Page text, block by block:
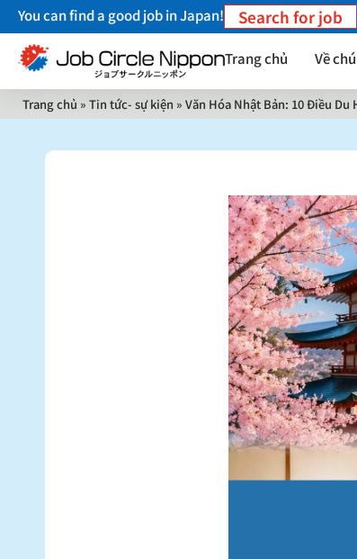
You can find a good job in Japan! Search for job
Trang chủ Về
Trang chủ » Tin tức- sự kiện » Văn Hóa Nhật Bản: 10 Điều